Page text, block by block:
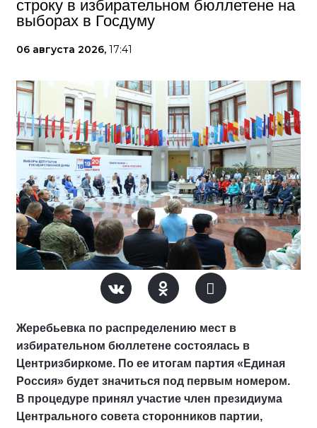
строку в избирательном бюллетене на
выборах в Госдуму
06 августа 2026, 17:41
Жеребьевка по распределению мест в
избирательном бюллетене состоялась в
Центризбиркоме. По ее итогам партия «Единая
Россия» будет значиться под первым номером.
В процедуре принял участие член президиума
Центрального совета сторонников партии,